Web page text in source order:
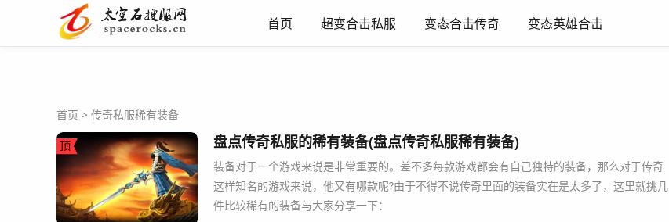
首页 超变合击私服 变态合击传奇 变态英雄合击
首页 > 传奇私服稀有装备
盘点传奇私服的稀有装备(盘点传奇私服稀有装备)
装备对于一个游戏来说是非常重要的。差不多每款游戏都会有自己独特的装备，那么对于传奇
这样知名的游戏来说，他又有哪款呢?由于不得不说传奇里面的装备实在是太多了，这里就挑几
件比较稀有的装备与大家分享一下：